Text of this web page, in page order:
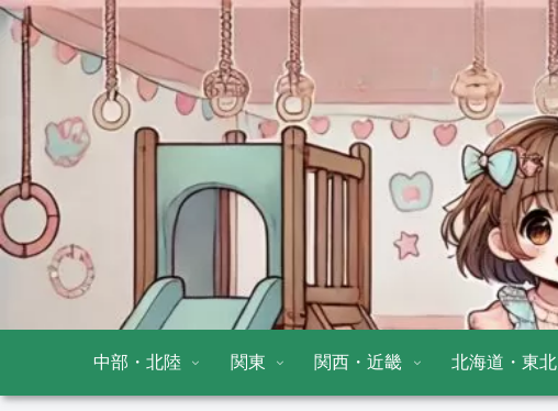
中部・北陸 関東 関西・近畿 北海道・東北